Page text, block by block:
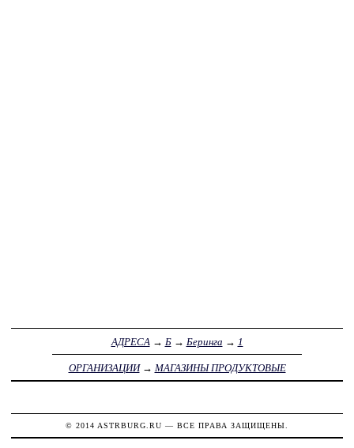
АДРЕСА → Б→ Беринга → 1
ОРГАНИЗАЦИИ→ МАГАЗИНЫ ПРОДУКТОВЫЕ
© 2014 ASTRBURG.RU — ВСЕ ПРАВА ЗАЩИЩЕНЫ.